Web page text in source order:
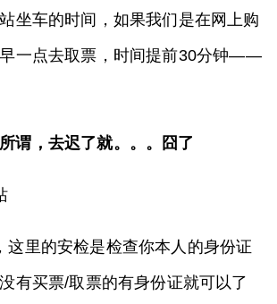
坐车的时间，如果我们是在网上购
一点去取票，时间提前30分钟——
谓，去迟了就。。。囧了
这里的安检是检查你本人的身份证
有买票/取票的有身份证就可以了